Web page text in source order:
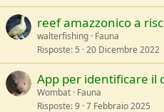
reef amazzonico a
walterfishing Fauna
Risposte 5 20 Dicembre 2022
App per identificare il
Wombat Fauna
Risposte 9 7 Febbraio 2025